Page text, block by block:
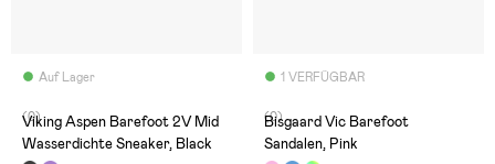
Auf Lager
(0)
Viking Aspen Barefoot 2V Mid
Wasserdichte Sneaker, Black
1 VERFÜGBAR
(0)
Bisgaard Vic Barefoot
Sandalen, Pink